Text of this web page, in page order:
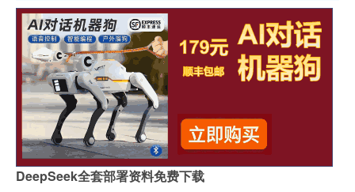
DeepSeek全套部署资料免费下载